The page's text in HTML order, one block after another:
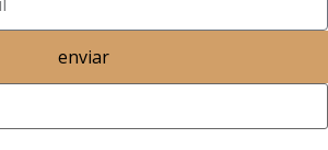
enviar